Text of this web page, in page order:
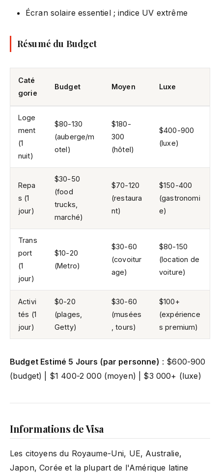
Écran solaire essentiel ; indice UV extrême
Résumé du Budget
Caté
gorie
Budget Moyen Luxe
Loge
ment
(1
nuit)
$80-130
(auberge/m
otel)
$180-
300
(hôtel)
$400-900
(luxe)
Repa
s (1
jour)
$30-50
(food
trucks,
marché)
$70-120
(restaura
nt)
$150-400
(gastronomi
e)
Trans
port
(1
jour)
$10-20
(Metro)
$30-60
(covoitur
age)
$80-150
(location de
voiture)
Activi
tés (1
jour)
$0-20
(plages,
Getty)
$30-60
(musées
, tours)
$100+
(expérience
s premium)
Budget Estimé 5 Jours (par personne) : $600-900
(budget) | $1 400-2 000 (moyen) | $3 000+ (luxe)
Informations de Visa
Les citoyens du Royaume-Uni, UE, Australie,
Japon, Corée et la plupart de l'Amérique latine